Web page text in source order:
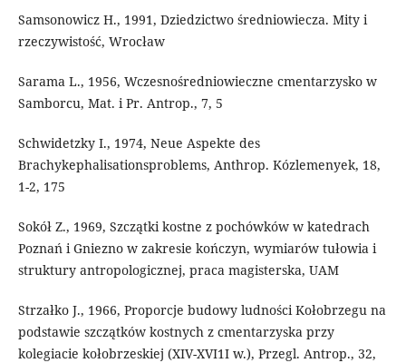
Samsonowicz H., 1991, Dziedzictwo średniowiecza. Mity i
rzeczywistość, Wrocław
Sarama L., 1956, Wczesnośredniowieczne cmentarzysko w
Samborcu, Mat. i Pr. Antrop., 7, 5
Schwidetzky I., 1974, Neue Aspekte des
Brachykephalisationsproblems, Anthrop. Kózlemenyek, 18,
1-2, 175
Sokół Z., 1969, Szczątki kostne z pochówków w katedrach
Poznań i Gniezno w zakresie kończyn, wymiarów tułowia i
struktury antropologicznej, praca magisterska, UAM
Strzałko J., 1966, Proporcje budowy ludności Kołobrzegu na
podstawie szczątków kostnych z cmentarzyska przy
kolegiacie kołobrzeskiej (XIV-XVI1I w.), Przegl. Antrop., 32,